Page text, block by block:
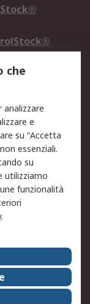
Privacy -
d'uso
generali di
il Blog di RS
che
e
su "Accetta
essenziali.
su
utilizziamo
funzionalità
.